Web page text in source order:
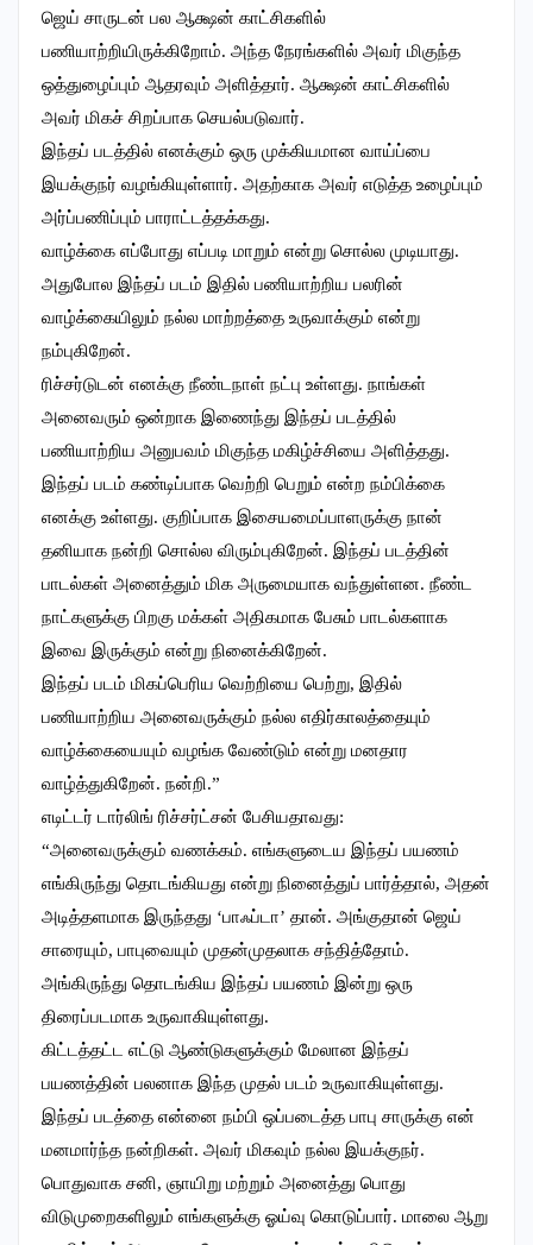
ஜெய் சாருடன் பல ஆக்ஷன் காட்சிகளில்
பணியாற்றியிருக்கிறோம். அந்த நேரங்களில் அவர் மிகுந்த
ஒத்துழைப்பும் ஆதரவும் அளித்தார். ஆக்ஷன் காட்சிகளில்
அவர் மிகச் சிறப்பாக செயல்படுவார்.
இந்தப் படத்தில் எனக்கும் ஒரு முக்கியமான வாய்ப்பை
இயக்குநர் வழங்கியுள்ளார். அதற்காக அவர் எடுத்த உழைப்பும்
அர்ப்பணிப்பும் பாராட்டத்தக்கது.
வாழ்க்கை எப்போது எப்படி மாறும் என்று சொல்ல முடியாது.
அதுபோல இந்தப் படம் இதில் பணியாற்றிய பலரின்
வாழ்க்கையிலும் நல்ல மாற்றத்தை உருவாக்கும் என்று
நம்புகிறேன்.
ரிச்சர்டுடன் எனக்கு நீண்டநாள் நட்பு உள்ளது. நாங்கள்
அனைவரும் ஒன்றாக இணைந்து இந்தப் படத்தில்
பணியாற்றிய அனுபவம் மிகுந்த மகிழ்ச்சியை அளித்தது.
இந்தப் படம் கண்டிப்பாக வெற்றி பெறும் என்ற நம்பிக்கை
எனக்கு உள்ளது. குறிப்பாக இசையமைப்பாளருக்கு நான்
தனியாக நன்றி சொல்ல விரும்புகிறேன். இந்தப் படத்தின்
பாடல்கள் அனைத்தும் மிக அருமையாக வந்துள்ளன. நீண்ட
நாட்களுக்கு பிறகு மக்கள் அதிகமாக பேசும் பாடல்களாக
இவை இருக்கும் என்று நினைக்கிறேன்.
இந்தப் படம் மிகப்பெரிய வெற்றியை பெற்று, இதில்
பணியாற்றிய அனைவருக்கும் நல்ல எதிர்காலத்தையும்
வாழ்க்கையையும் வழங்க வேண்டும் என்று மனதார
வாழ்த்துகிறேன். நன்றி.”
எடிட்டர் டார்லிங் ரிச்சர்ட்சன் பேசியதாவது:
“அனைவருக்கும் வணக்கம். எங்களுடைய இந்தப் பயணம்
எங்கிருந்து தொடங்கியது என்று நினைத்துப் பார்த்தால், அதன்
அடித்தளமாக இருந்தது ‘பாஃப்டா’ தான். அங்குதான் ஜெய்
சாரையும், பாபுவையும் முதன்முதலாக சந்தித்தோம்.
அங்கிருந்து தொடங்கிய இந்தப் பயணம் இன்று ஒரு
திரைப்படமாக உருவாகியுள்ளது.
கிட்டத்தட்ட எட்டு ஆண்டுகளுக்கும் மேலான இந்தப்
பயணத்தின் பலனாக இந்த முதல் படம் உருவாகியுள்ளது.
இந்தப் படத்தை என்னை நம்பி ஒப்படைத்த பாபு சாருக்கு என்
மனமார்ந்த நன்றிகள். அவர் மிகவும் நல்ல இயக்குநர்.
பொதுவாக சனி, ஞாயிறு மற்றும் அனைத்து பொது
விடுமுறைகளிலும் எங்களுக்கு ஓய்வு கொடுப்பார். மாலை ஆறு